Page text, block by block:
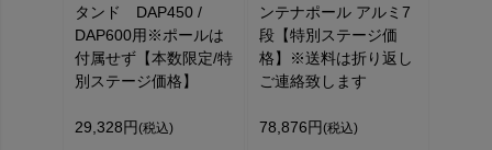
タンド DAP450 /
DAP600用※ポールは
付属せず【本数限定/特
別ステージ価格】
29,328円(税込)
ンテナポール アルミ7
段【特別ステージ価
格】※送料は折り返し
ご連絡致します
78,876円(税込)